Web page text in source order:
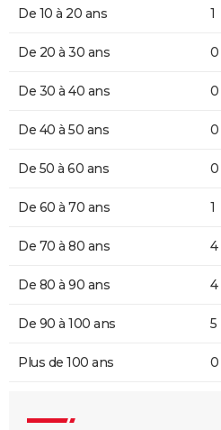
De 10 à 20 ans 1
De 20 à 30 ans 0
De 30 à 40 ans 0
De 40 à 50 ans 0
De 50 à 60 ans 0
De 60 à 70 ans 1
De 70 à 80 ans 4
De 80 à 90 ans 4
De 90 à 100 ans 5
Plus de 100 ans 0